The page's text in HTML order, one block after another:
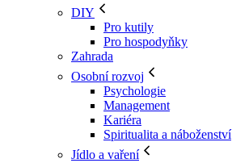
DIY
Pro kutily
Pro hospodyňky
Zahrada
Osobní rozvoj
Psychologie
Management
Kariéra
Spiritualita a náboženství
Jídlo a vaření